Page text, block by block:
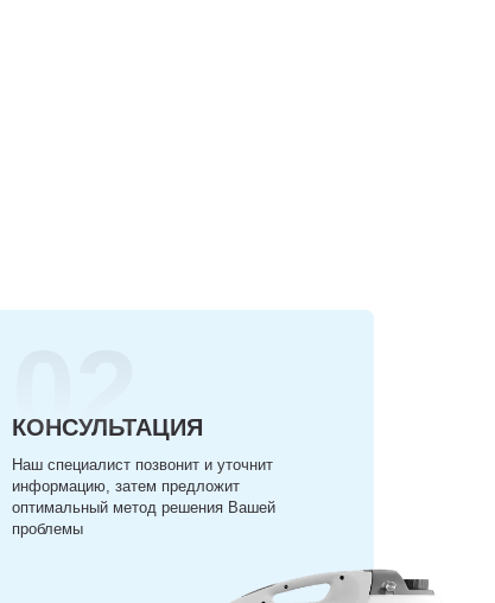
02
КОНСУЛЬТАЦИЯ
Наш специалист позвонит и уточнит
информацию, затем предложит
оптимальный метод решения Вашей
проблемы